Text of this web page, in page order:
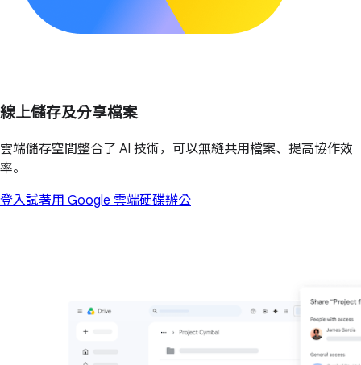
線上儲存及分享檔案
雲端儲存空間整合了 AI 技術，可以無縫共用檔案、提高協作效
率。
登入試著用 Google 雲端硬碟辦公